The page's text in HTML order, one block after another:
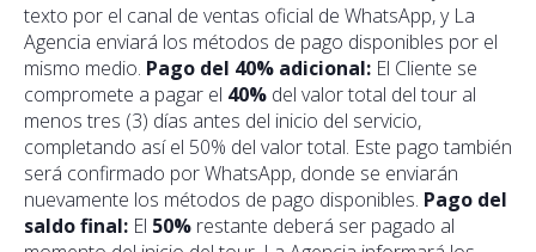
texto por el canal de ventas oficial de WhatsApp, y La
Agencia enviará los métodos de pago disponibles por el
mismo medio. Pago del 40% adicional: El Cliente se
compromete a pagar el 40% del valor total del tour al
menos tres (3) días antes del inicio del servicio,
completando así el 50% del valor total. Este pago también
será confirmado por WhatsApp, donde se enviarán
nuevamente los métodos de pago disponibles. Pago del
saldo final: El 50% restante deberá ser pagado al